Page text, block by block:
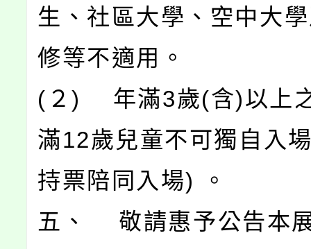
生、社區大學、空中大
修等不適用。
(２) 年滿3歲(含)以上
滿12歲兒童不可獨自入
持票陪同入場) 。
五、 敬請惠予公告本